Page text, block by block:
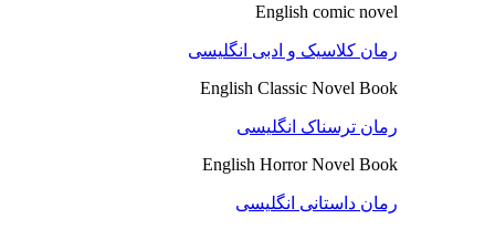
English comic novel
رمان کلاسیک و ادبی انگلیسی
English Classic Novel Book
رمان ترسناک انگلیسی
English Horror Novel Book
رمان داستانی انگلیسی